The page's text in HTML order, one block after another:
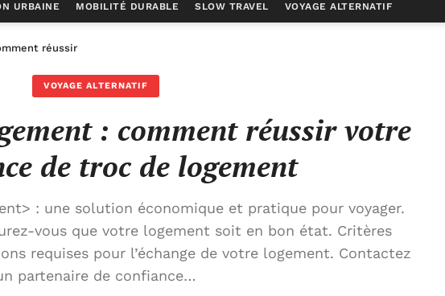
URBAINE MOBILITÉ DURABLE SLOW TRAVEL VOYAGE ALTERNATIF
réussir votre expérience de troc de logement
VOYAGE ALTERNATIF
: comment réussir votre
de troc de logement
: une solution économique et pratique pour voyager.
vous que votre logement soit en bon état. Critères
requises pour l’échange de votre logement. Contactez
partenaire de confiance…